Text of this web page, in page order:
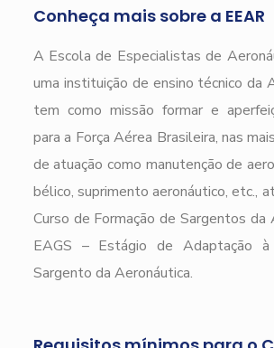
Conheça mais sobre a EEAR
A Escola de Especialistas de
uma instituição de ensino técnico da
tem como missão formar e
para a Força Aérea Brasileira, nas
de atuação como manutenção de
bélico, suprimento aeronáutico, etc.,
Curso de Formação de Sargentos da
EAGS – Estágio de Adaptação à
Sargento da Aeronáutica.